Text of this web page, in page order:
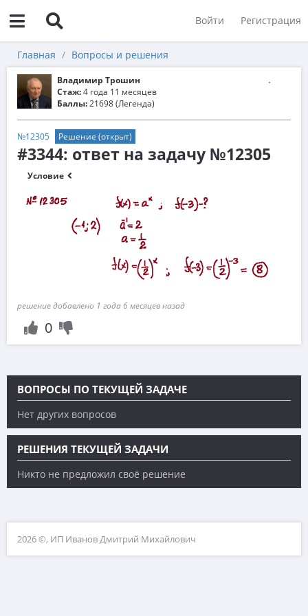
Войти Регистрация
Главная Вопросы и решения
Владимир Трошин
Стаж:4 года 11 месяцев
Баллы:21698 (Легенда)
№12305 Решение (открыт)
#3344: ответ на задачу №12305
Условие
решение добавлено 1 года 6 месяцев назад
0
ВОПРОСЫ ПО ТЕКУЩЕЙ ЗАДАЧЕ
Нет других вопросов
РЕШЕНИЯ ТЕКУЩЕЙ ЗАДАЧИ
Никто не предложил своё решение
2026 ©, ИП Иванов Дмитрий Михайлович